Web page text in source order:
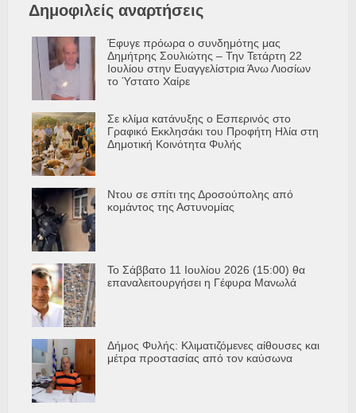
Δημοφιλείς αναρτήσεις
Έφυγε πρόωρα ο συνδημότης μας
Δημήτρης Σουλιώτης – Την Τετάρτη 22
Ιουλίου στην Ευαγγελίστρια Άνω Λιοσίων
το Ύστατο Χαίρε
Σε κλίμα κατάνυξης ο Εσπερινός στο
Γραφικό Εκκλησάκι του Προφήτη Ηλία στη
Δημοτική Κοινότητα Φυλής
Ντου σε σπίτι της Δροσούπολης από
κομάντος της Αστυνομίας
Το Σάββατο 11 Ιουλίου 2026 (15:00) θα
επαναλειτουργήσει η Γέφυρα Μανωλά
Δήμος Φυλής: Κλιματιζόμενες αίθουσες και
μέτρα προστασίας από τον καύσωνα